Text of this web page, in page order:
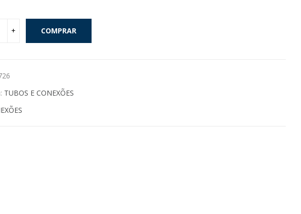
COMPRAR
TUBOS E CONEXÕES